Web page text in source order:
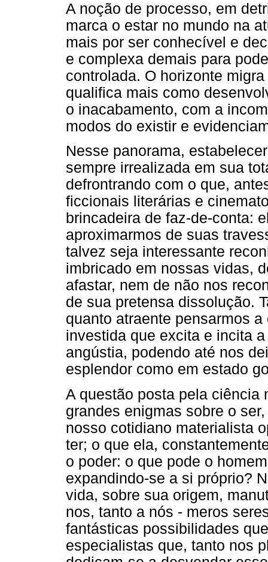
A noção de processo, em
marca o estar no mundo na
mais por ser conhecível e
e complexa demais para
controlada. O horizonte
qualifica mais como
o inacabamento, com a
modos do existir e
Nesse panorama,
sempre irrealizada em sua
defrontrando com o que,
ficcionais literárias e
brincadeira de faz-de-conta:
aproximarmos de suas
talvez seja interessante
imbricado em nossas vidas,
afastar, nem de não nos
de sua pretensa dissolução.
quanto atraente pensarmos
investida que excita e incita
angústia, podendo até nos
esplendor como em estado
A questão posta pela ciência
grandes enigmas sobre o
nosso cotidiano materialista
ter; o que ela,
o poder: o que pode o
expandindo-se a si próprio?
vida, sobre sua origem,
nos, tanto a nós - meros
fantásticas possibilidades
especialistas que, tanto nos